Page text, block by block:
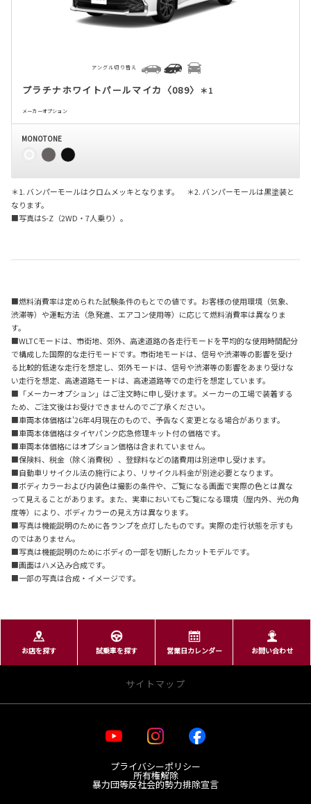
プラチナホワイトパールマイカ〈089〉 ＊1
メーカーオプション
アングル切り替え
MONOTONE
＊1. バンパーモールはクロムメッキとなります。 ＊2. バンパーモールは黒塗装と
なります。
■写真はS-Z （2WD ・ 7人乗り）。
■燃料消費率は定められた試験条件のもとでの値です。お客様の使用環境（気象、
渋滞等）や運転方法（急発進、エアコン使用等）に応じて燃料消費率は異なりま
す。
■WLTCモードは、市街地、郊外、高速道路の各走行モードを平均的な使用時間配分
で構成した国際的な走行モードです。市街地モードは、信号や渋滞等の影響を受け
る比較的低速な走行を想定し、郊外モードは、信号や渋滞等の影響をあまり受けな
い走行を想定、高速道路モードは、高速道路等での走行を想定しています。
■「メーカーオプション」はご注文時に申し受けます。メーカーの工場で装着する
ため、ご注文後はお受けできませんのでご了承ください。
■車両本体価格は'26年4月現在のもので、予告なく変更となる場合があります。
■車両本体価格はタイヤパンク応急修理キット付の価格です。
■車両本体価格にはオプション価格は含まれていません。
■保険料、税金（除く消費税）、登録料などの諸費用は別途申し受けます。
■自動車リサイクル法の施行により、リサイクル料金が別途必要となります。
■ボディカラーおよび内装色は撮影の条件や、ご覧になる画面で実際の色とは異な
って見えることがあります。また、実車においてもご覧になる環境（屋内外、光の角
度等）により、ボディカラーの見え方は異なります。
■写真は機能説明のために各ランプを点灯したものです。実際の走行状態を示すも
のではありません。
■写真は機能説明のためにボディの一部を切断したカットモデルです。
■画面はハメ込み合成です。
■一部の写真は合成・イメージです。
お店を探す 試乗車を探す 営業日カレンダー お問い合わせ
サイトマップ
プライバシーポリシー
所有権解除
暴力団等反社会的勢力排除宣言